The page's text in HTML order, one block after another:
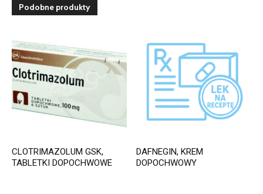
Podobne produkty
CLOTRIMAZOLUM GSK,
TABLETKI DOPOCHWOWE
DAFNEGIN, KREM
DOPOCHWOWY